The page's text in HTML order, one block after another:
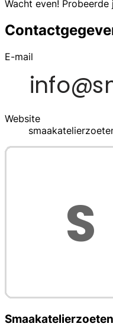
Wacht even!
E-mail
Website